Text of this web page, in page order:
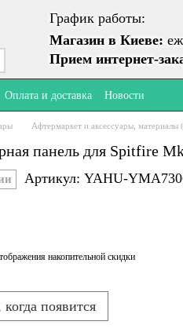
График работы:
Магазин в Киеве:
Прием интернет-
Оплата и доставка Новости
Афтермаркет и аксессуары, материалы
панель для Spitfire
Артикул: YAHU-
накопительной скидки
появится